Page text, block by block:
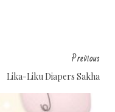
Previous
Lika-Liku Diapers Sakha